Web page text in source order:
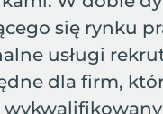
się rynku
usługi
dla firm,